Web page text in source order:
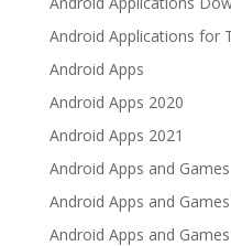
Android Applications for
Android Apps
Android Apps 2020
Android Apps 2021
Android Apps and Games
Android Apps and
Android Apps and